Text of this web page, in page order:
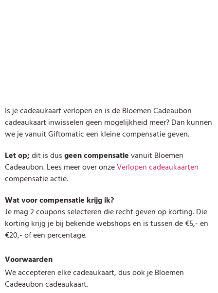
Is je cadeaukaart verlopen en is de Bloemen Cadeaubon
cadeaukaart inwisselen geen mogelijkheid meer? Dan kunnen
we je vanuit Giftomatic een kleine compensatie geven.
Let op;dit is dusgeen compensatievanuit Bloemen
Cadeaubon. Lees meer over onzeVerlopen cadeaukaarten
compensatie actie.
Wat voor compensatie krijg ik?
Je mag 2 coupons selecteren die recht geven op korting. Die
korting krijg je bij bekende webshops en is tussen de €5,- en
€20,- of een percentage.
Voorwaarden
We accepteren elke cadeaukaart, dus ook je Bloemen
Cadeaubon cadeaukaart.